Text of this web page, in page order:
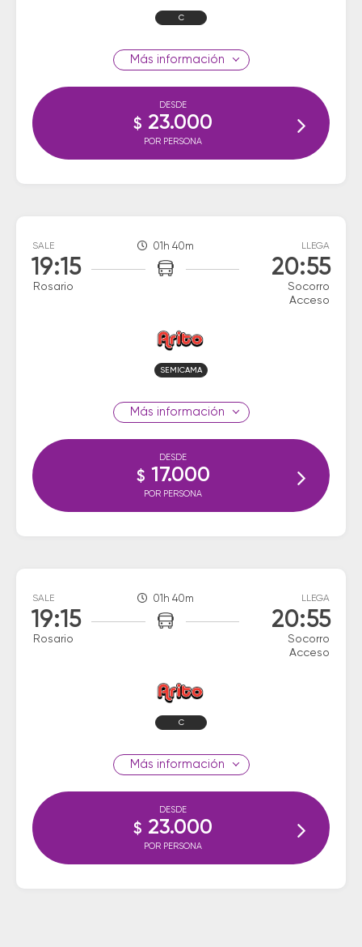
C
información
DESDE
$ 23.000
POR PERSONA
SALE
19:15
Rosario
01h 40m LLEGA
20:55
Socorro
Acceso
SEMICAMA
información
DESDE
$ 17.000
POR PERSONA
SALE
19:15
Rosario
01h 40m LLEGA
20:55
Socorro
Acceso
C
información
DESDE
$ 23.000
POR PERSONA